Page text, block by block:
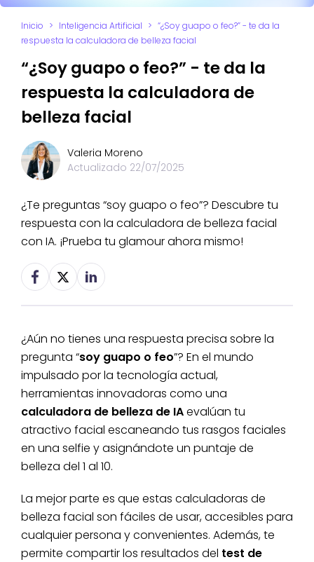
Inicio > Inteligencia Artificial > “¿Soy guapo o feo?” - te da la
respuesta la calculadora de belleza facial
“¿Soy guapo o feo?” - te da la
respuesta la calculadora de
belleza facial
Valeria Moreno
Actualizado 22/07/2025
¿Te preguntas “soy guapo o feo”? Descubre tu
respuesta con la calculadora de belleza facial
con IA. ¡Prueba tu glamour ahora mismo!
¿Aún no tienes una respuesta precisa sobre la
pregunta “soy guapo o feo”? En el mundo
impulsado por la tecnología actual,
herramientas innovadoras como una
calculadora de belleza de IAevalúan tu
atractivo facial escaneando tus rasgos faciales
en una selfie y asignándote un puntaje de
belleza del 1 al 10.
La mejor parte es que estas calculadoras de
belleza facial son fáciles de usar, accesibles para
cualquier persona y convenientes. Además, te
permite compartir los resultados del test de